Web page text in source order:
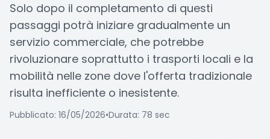
Solo dopo il completamento di questi
passaggi potrà iniziare gradualmente un
servizio commerciale, che potrebbe
rivoluzionare soprattutto i trasporti locali e la
mobilità nelle zone dove l'offerta tradizionale
risulta inefficiente o inesistente.
Pubblicato: 16/05/2026•Durata: 78 sec